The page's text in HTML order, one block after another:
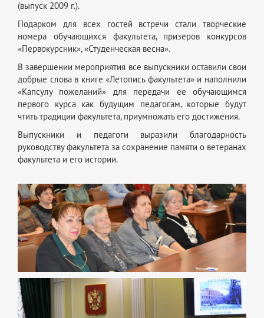
(выпуск 2009 г.).
Подарком для всех гостей встречи стали творческие
номера обучающихся факультета, призеров конкурсов
«Первокурсник», «Студенческая весна».
В завершении мероприятия все выпускники оставили свои
добрые слова в книге «Летопись факультета» и наполнили
«Капсулу пожеланий» для передачи ее обучающимся
первого курса как будущим педагогам, которые будут
чтить традиции факультета, приумножать его достижения.
Выпускники и педагоги выразили благодарность
руководству факультета за сохранение памяти о ветеранах
факультета и его истории.